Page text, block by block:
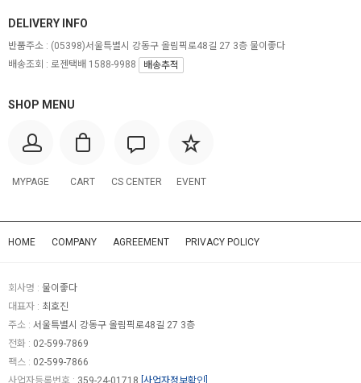
SHOP MENU
MYPAGE CART CS CENTER EVENT
DELIVERY INFO
반품주소 : (05398)서울특별시 강동구 올림픽로48길 27 3층 물이좋다
배송조회 : 로젠택배 1588-9988
배송추적
HOME COMPANY AGREEMENT PRIVACY POLICY
회사명 : 물이좋다
대표자 : 최호진
주소 : 서울특별시 강동구 올림픽로48길 27 3층
전화 : 02-599-7869
팩스 : 02-599-7866
사업자등록번호 : 359-24-01718 [사업자정보확인]